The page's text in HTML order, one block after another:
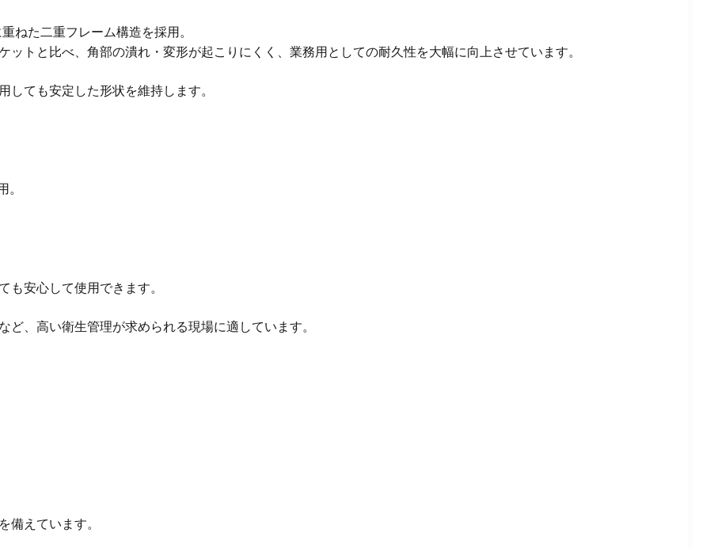
ねた二重フレーム構造を採用。
トと比べ、角部の潰れ・変形が起こりにくく、業務用としての耐久性を大幅に向上させています。
しても安定した形状を維持します。
。
も安心して使用できます。
、高い衛生管理が求められる現場に適しています。
備えています。